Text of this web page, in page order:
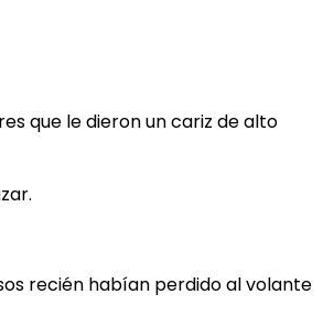
que le dieron un cariz de alto
recién habían perdido al volante